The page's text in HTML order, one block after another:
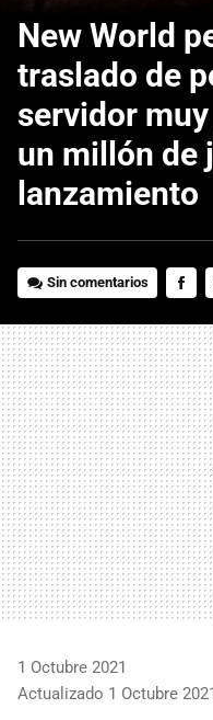
New World
traslado de
servidor
un millón de
lanzamiento
Sin comentarios
1 Octubre 2021
Actualizado 1 Octubre